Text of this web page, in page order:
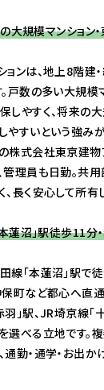
大規模マンション
ョンは、地上8階建
戸数の多い大規模
しやすく、将来の
やすいという強み
株式会社東京建物
管理員も日勤。共
長く安心して所有
蓮沼」駅徒歩11分
線「本蓮沼」駅で
保町など都心へ直通
」駅、JR埼京線「
選べる立地です。
通勤・通学・お出